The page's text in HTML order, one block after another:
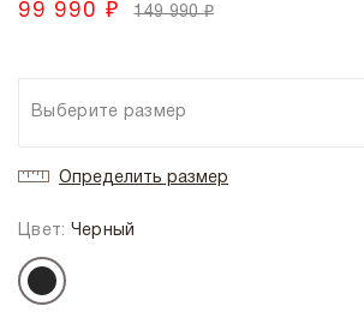
99 990 ₽ 149 990 ₽
Выберите размер
Определить размер
Цвет: Черный